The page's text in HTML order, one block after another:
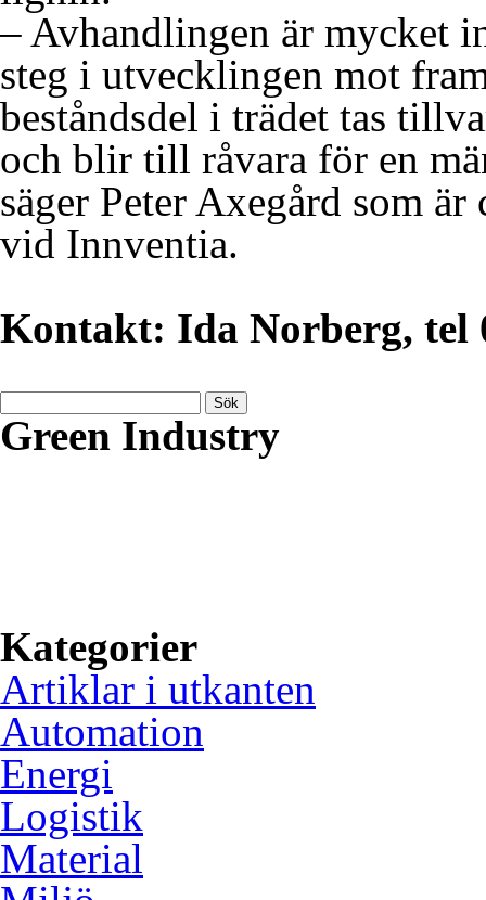
– Avhandlingen är mycket
steg i utvecklingen mot
beståndsdel i trädet tas
och blir till råvara för en
säger Peter Axegård som
vid Innventia.
Kontakt: Ida Norberg, tel
Sök
efter:
Green Industry
Kategorier
Artiklar i utkanten
Automation
Energi
Logistik
Material